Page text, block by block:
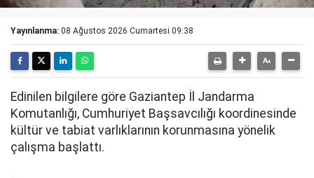
Yayınlanma: 08 Ağustos 2026 Cumartesi 09:38
Edinilen bilgilere göre Gaziantep İl Jandarma
Komutanlığı, Cumhuriyet Başsavcılığı koordinesinde
kültür ve tabiat varlıklarının korunmasına yönelik
çalışma başlattı.